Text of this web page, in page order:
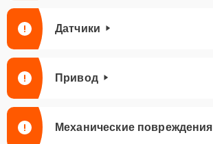
Датчики
Привод
Механические повреждения